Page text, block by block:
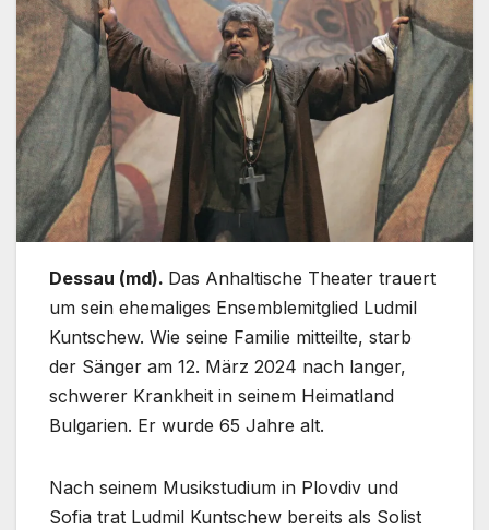
Dessau (md). Das Anhaltische Theater trauert
um sein ehemaliges Ensemblemitglied Ludmil
Kuntschew. Wie seine Familie mitteilte, starb
der Sänger am 12. März 2024 nach langer,
schwerer Krankheit in seinem Heimatland
Bulgarien. Er wurde 65 Jahre alt.
Nach seinem Musikstudium in Plovdiv und
Sofia trat Ludmil Kuntschew bereits als Solist